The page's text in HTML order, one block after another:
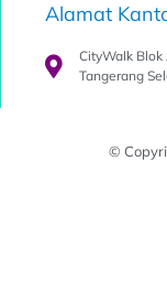
Alamat
CityWalk Blok
Tangerang
©